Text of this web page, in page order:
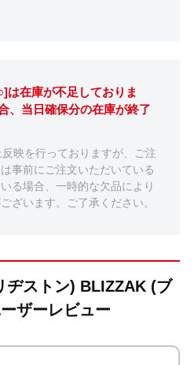
は在庫が不足しておりま
、当日確保分の在庫が終了
映を行っておりますが、ご注
事前にご注文いただいている
る場合、一時的な欠品により
ざいます。ご了承ください。
ヂストン) BLIZZAK (ブ
ザーレビュー